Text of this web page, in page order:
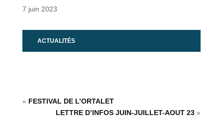
7 juin 2023
ACTUALITÉS
« FESTIVAL DE L’ORTALET
LETTRE D’INFOS JUIN-JUILLET-AOUT 23 »